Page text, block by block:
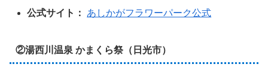
公式サイト：
あしかがフラワーパーク公式
②湯西川温泉 かまくら祭（日光市）